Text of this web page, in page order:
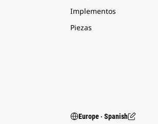
Implementos
Piezas
Europe ‧ Spanish